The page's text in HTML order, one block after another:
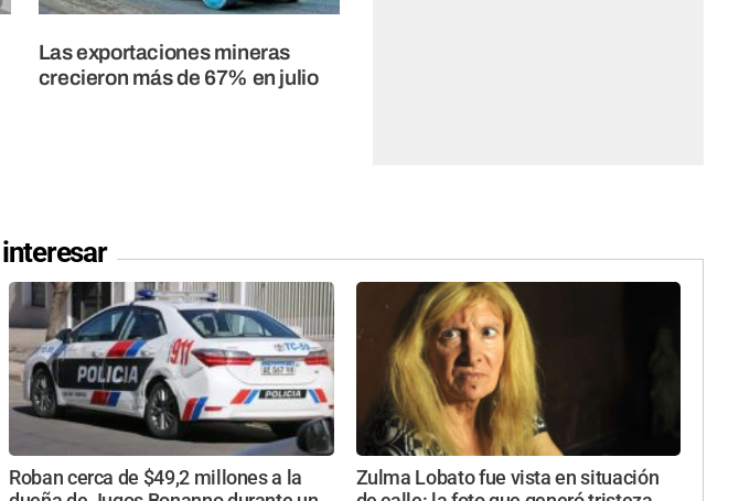
Las exportaciones mineras
crecieron más de 67% en julio
interesar
Roban cerca de $49,2 millones a la
Zulma Lobato fue vista en situación